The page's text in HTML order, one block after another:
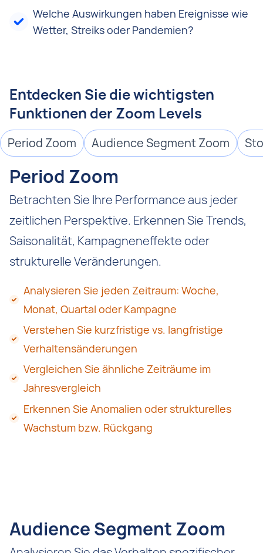
Welche Auswirkungen haben Ereignisse wie
Wetter, Streiks oder Pandemien?
Entdecken Sie die wichtigsten
Funktionen der Zoom Levels
Period Zoom Audience Segment Zoom
Period Zoom
Betrachten Sie Ihre Performance aus jeder
zeitlichen Perspektive. Erkennen Sie Trends,
Saisonalität, Kampagneneffekte oder
strukturelle Veränderungen.
Analysieren Sie jeden Zeitraum: Woche,
Monat, Quartal oder Kampagne
Verstehen Sie kurzfristige vs. langfristige
Verhaltensänderungen
Vergleichen Sie ähnliche Zeiträume im
Jahresvergleich
Erkennen Sie Anomalien oder strukturelles
Wachstum bzw. Rückgang
Audience Segment Zoom